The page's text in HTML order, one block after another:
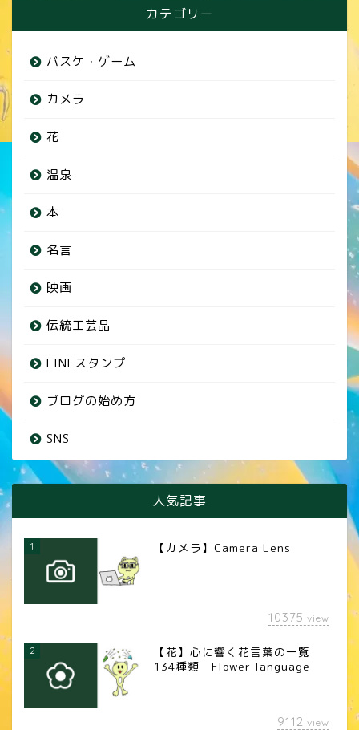
カテゴリー
バスケ・ゲーム
カメラ
花
温泉
本
名言
映画
伝統工芸品
LINEスタンプ
ブログの始め方
SNS
人気記事
1 【カメラ】Camera Lens
10375 view
2
【花】心に響く花言葉の一覧
134種類 Flower language
9112 view